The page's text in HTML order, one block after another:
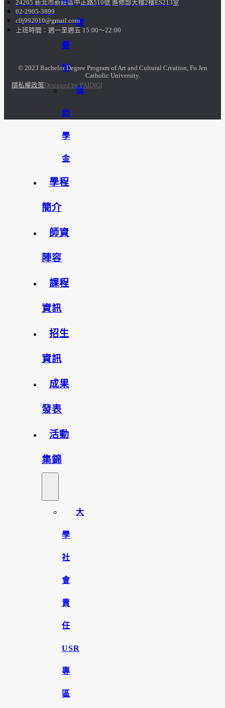
榮
譽
榜
獎
助
學
金
學程
簡介
師資
陣容
課程
資訊
招生
資訊
成果
發表
活動
集錦
大
學
社
會
責
任
USR
專
區
24205 新北市新莊區中正路510號 進修部大樓2樓ES213室
02-2905-3899
c0j992010@gmail.com
上班時間：週一至週五 15:00～22:00
© 2023 Bachelor Degree Program of Art and Cultural Creation, Fu Jen
Catholic University.
隱私權政策 Designed by PAIDIGI